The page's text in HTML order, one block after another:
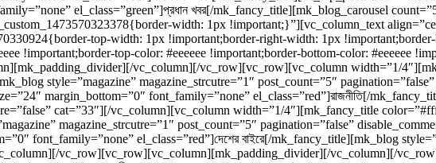
el_class=”green”]প্রধান খবর[/mk_fancy_title][mk_blog_carousel
width: 1px !important;}”][vc_column_text
top-width: 1px !important;border-right-width: 1px
!important;border-top-color: #eeeeee !important;border-bottom-color: #eeeeee
vc_column][/vc_row][vc_row][vc_column width=”1/
style=”magazine” magazine_strcutre=”1″ post_count=”5″
margin_bottom=”0″ font_family=”none” el_class=”red”]রাজনীতি[/
cat=”33″][/vc_column][vc_column width=”1/4″][mk_fancy_title
magazine_strcutre=”1″ post_count=”5″ pagination=”false”
font_family=”none” el_class=”red”]দেশের বাইরে[/mk_fancy_title][mk_blog
vc_row][vc_row][vc_column][mk_padding_divider][/vc_column][/